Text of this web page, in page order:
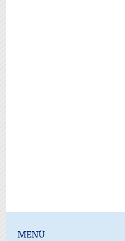
MENÜ